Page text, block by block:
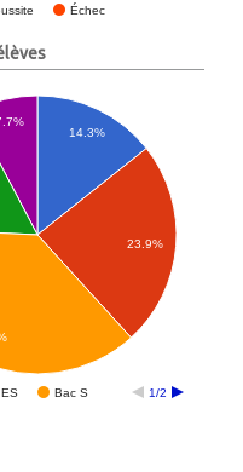
Échec
Bac S 1/2
14.3%
23.9%